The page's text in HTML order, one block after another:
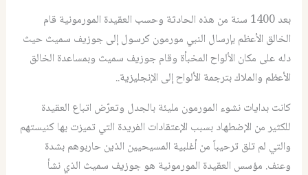
بعد 1400 سنة من هذه الحادثة وحسب العقيدة المورمونية قام
الخالق الأعظم بإرسال النبي مورمون كرسول إلى جوزيف سميث حيث
دله على مكان الألواح المخبأة وقام جوزيف سميث وبمساعدة الخالق
الأعظم والملاك بترجمة الألواح إلى الإنجليزية..
كانت بدايات نشوء المورمون مليئة بالجدل وتعرّض اتباع العقيدة
للكثير من الإضطهاد بسبب الإعتقادات الفريدة التي تميزت بها كنيستهم
والتي لم تلق ترحيباً من أغلبية المسيحيين الذين حاربوهم بشدة
وعنف. مؤسس العقيدة المورمونية هو جوزيف سميث الذي نشأ